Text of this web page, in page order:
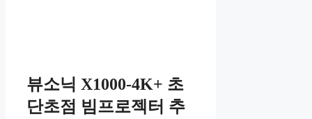
뷰소닉 X1000-4K+ 초
단초점 빔프로젝터 추